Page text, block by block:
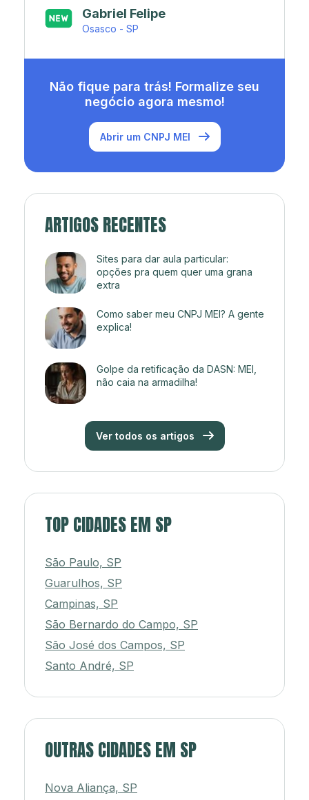
Japa’s açaí e sorveteria
Rio de Janeiro - RJ
Não fique para trás! Formalize seu
negócio agora mesmo!
Abrir um CNPJ MEI
ARTIGOS RECENTES
Sites para dar aula particular:
opções pra quem quer uma grana
extra
Como saber meu CNPJ MEI? A gente
explica!
Golpe da retificação da DASN: MEI,
não caia na armadilha!
Ver todos os artigos
TOP CIDADES EM SP
São Paulo, SP
Guarulhos, SP
Campinas, SP
São Bernardo do Campo, SP
São José dos Campos, SP
Santo André, SP
OUTRAS CIDADES EM SP
Nova Aliança, SP